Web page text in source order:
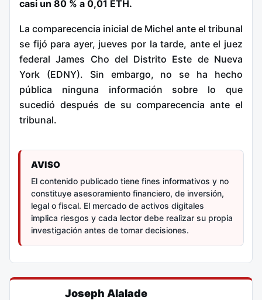
casi un 80 % a 0,01 ETH.
La comparecencia inicial de Michel ante el tribunal
se fijó para ayer, jueves por la tarde, ante el juez
federal James Cho del Distrito Este de Nueva
York (EDNY). Sin embargo, no se ha hecho
pública ninguna información sobre lo que
sucedió después de su comparecencia ante el
tribunal.
AVISO
El contenido publicado tiene fines informativos y no
constituye asesoramiento financiero, de inversión,
legal o fiscal. El mercado de activos digitales
implica riesgos y cada lector debe realizar su propia
investigación antes de tomar decisiones.
Joseph Alalade